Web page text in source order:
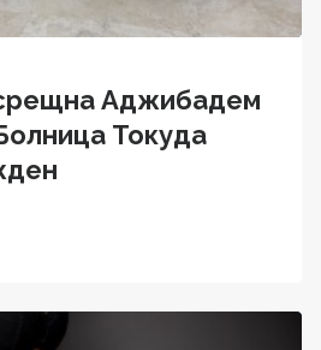
Аджибадем
Токуда